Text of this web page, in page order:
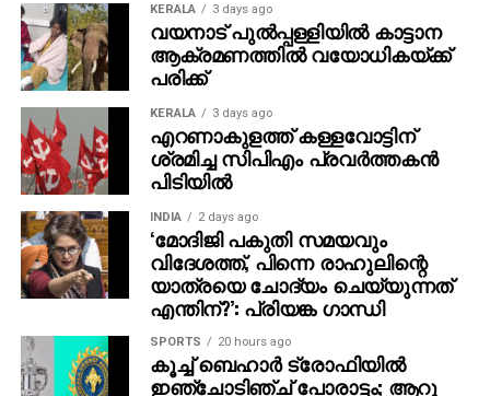
KERALA 3 days ago
വയനാട് പുല്‍പ്പള്ളിയില്‍ കാട്ടാന
ആക്രമണത്തില്‍ വയോധികയ്ക്ക്
പരിക്ക്
KERALA 3 days ago
എറണാകുളത്ത് കള്ളവോട്ടിന്
ശ്രമിച്ച സിപിഎം പ്രവര്‍ത്തകന്‍
പിടിയില്‍
INDIA 2 days ago
‘മോദിജി പകുതി സമയവും
വിദേശത്ത്, പിന്നെ രാഹുലിന്റെ
യാത്രയെ ചോദ്യം ചെയ്യുന്നത്
എന്തിന്?’: പ്രിയങ്ക ഗാന്ധി
SPORTS 20 hours ago
കൂച്ച് ബെഹാര്‍ ട്രോഫിയില്‍
ഇഞ്ചോടിഞ്ച് പോരാട്ടം; ആറു